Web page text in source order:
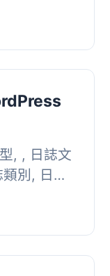
, , 註冊
,
, , 日誌文
別, 日誌